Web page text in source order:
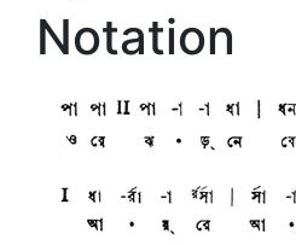
Notation